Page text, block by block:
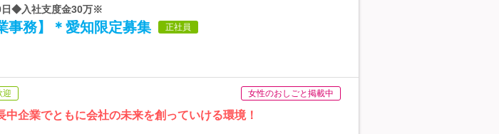
日◆入社支度金30万※
事務】＊愛知限定募集 正社員
迎 女性のおしごと掲載中
企業でともに会社の未来を創っていける環境！